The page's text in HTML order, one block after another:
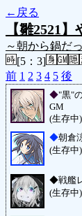
←戻る
【雛2521
～朝から鍋だ
[5：3]
前 1 2 3 4 5 後
◆"黒"
GM
(生存中)
◆朝倉
(生存中)
◆戦艦
(生存中)